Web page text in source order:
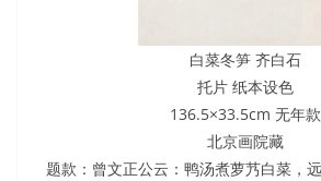
白菜冬笋 齐白石
托片 纸本设色
136.5×33.5cm 无年款
北京画院藏
题款：曾文正公云：鸭汤煮萝艿白菜，